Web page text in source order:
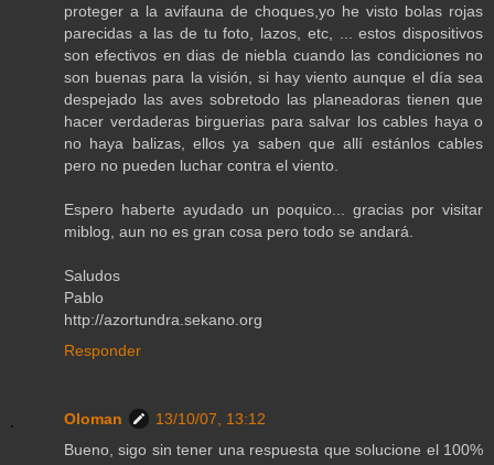
proteger a la avifauna de choques,yo he visto bolas rojas
parecidas a las de tu foto, lazos, etc, ... estos dispositivos
son efectivos en dias de niebla cuando las condiciones no
son buenas para la visión, si hay viento aunque el día sea
despejado las aves sobretodo las planeadoras tienen que
hacer verdaderas birguerias para salvar los cables haya o
no haya balizas, ellos ya saben que allí estánlos cables
pero no pueden luchar contra el viento.
Espero haberte ayudado un poquico... gracias por visitar
miblog, aun no es gran cosa pero todo se andará.
Saludos
Pablo
http://azortundra.sekano.org
Responder
Oloman
13/10/07, 13:12
Bueno, sigo sin tener una respuesta que solucione el 100%